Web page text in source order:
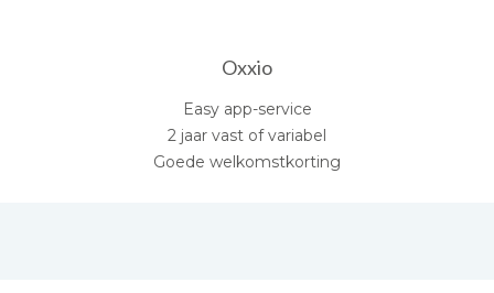
Oxxio
Easy app-service
2 jaar vast of variabel
Goede welkomstkorting